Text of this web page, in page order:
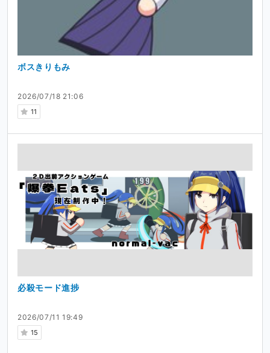
2026/07/18 21:06
11
ボスきりもみ
2026/07/11 19:49
15
必殺モード進捗